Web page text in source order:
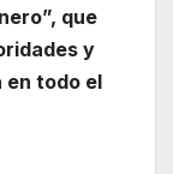
que
y
todo el